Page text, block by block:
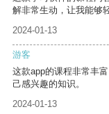
解非常生动，让我能够
2024-01-13
游客
这款app的课程非常丰
己感兴趣的知识。
2024-01-13